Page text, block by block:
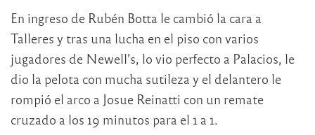
En ingreso de Rubén Botta le cambió la cara a
Talleres y tras una lucha en el piso con varios
jugadores de Newell’s, lo vio perfecto a Palacios, le
dio la pelota con mucha sutileza y el delantero le
rompió el arco a Josue Reinatti con un remate
cruzado a los 19 minutos para el 1 a 1.